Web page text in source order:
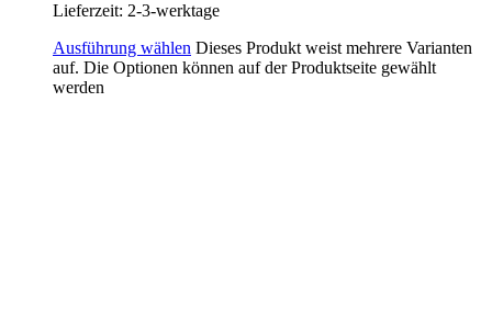
Lieferzeit: 2-3-werktage
Ausführung wählen Dieses Produkt weist mehrere Varianten
auf. Die Optionen können auf der Produktseite gewählt
werden